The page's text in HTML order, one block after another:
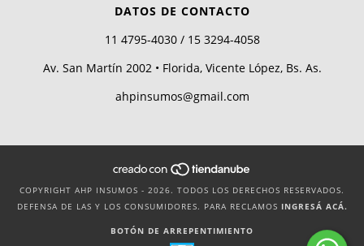
DATOS DE CONTACTO
11 4795-4030 / 15 3294-4058
Av. San Martín 2002 • Florida, Vicente López, Bs. As.
ahpinsumos@gmail.com
COPYRIGHT AHP INSUMOS - 2026. TODOS LOS DERECHOS RESERVADOS.
DEFENSA DE LAS Y LOS CONSUMIDORES. PARA RECLAMOS INGRESÁ ACÁ.
BOTÓN DE ARREPENTIMIENTO